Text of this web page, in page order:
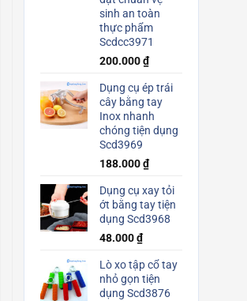
sinh an toàn
thực phẩm
Scdcc3971
200.000₫
Dụng cụ ép trái
cây bằng tay
Inox nhanh
chóng tiện dụng
Scd3969
188.000₫
Dụng cụ xay tỏi
ớt bằng tay tiện
dụng Scd3968
48.000₫
Lò xo tập cổ tay
nhỏ gọn tiện
dụng Scd3876